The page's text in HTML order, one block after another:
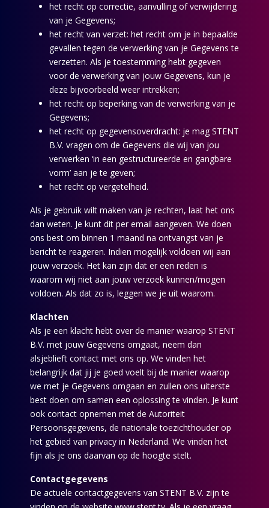
het recht op correctie, aanvulling of verwijdering
van je Gegevens;
het recht van verzet: het recht om je in bepaalde
gevallen tegen de verwerking van je Gegevens te
verzetten. Als je toestemming hebt gegeven
voor de verwerking van jouw Gegevens, kun je
deze bijvoorbeeld weer intrekken;
het recht op beperking van de verwerking van je
Gegevens;
het recht op gegevensoverdracht: je mag STENT
B.V. vragen om de Gegevens die wij van jou
verwerken ‘in een gestructureerde en gangbare
vorm’ aan je te geven;
het recht op vergetelheid.
Als je gebruik wilt maken van je rechten, laat het ons
dan weten. Je kunt dit per email aangeven. We doen
ons best om binnen 1 maand na ontvangst van je
bericht te reageren. Indien mogelijk voldoen wij aan
jouw verzoek. Het kan zijn dat er een reden is
waarom wij niet aan jouw verzoek kunnen/mogen
voldoen. Als dat zo is, leggen we je uit waarom.
Klachten
Als je een klacht hebt over de manier waarop STENT
B.V. met jouw Gegevens omgaat, neem dan
alsjeblieft contact met ons op. We vinden het
belangrijk dat jij je goed voelt bij de manier waarop
we met je Gegevens omgaan en zullen ons uiterste
best doen om samen een oplossing te vinden. Je kunt
ook contact opnemen met de Autoriteit
Persoonsgegevens, de nationale toezichthouder op
het gebied van privacy in Nederland. We vinden het
fijn als je ons daarvan op de hoogte stelt.
Contactgegevens
De actuele contactgegevens van STENT B.V. zijn te